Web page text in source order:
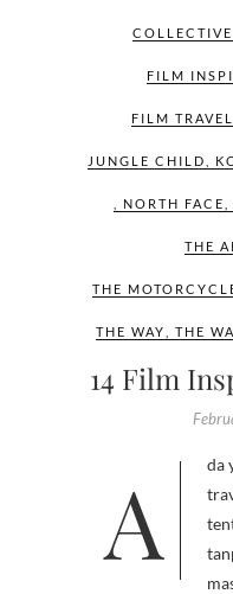
FILM
FILM
JUNGLE CHILD
NORTH FACE
THE
THE
THE WAY THE
14 Film
Ada yang salah ketika film